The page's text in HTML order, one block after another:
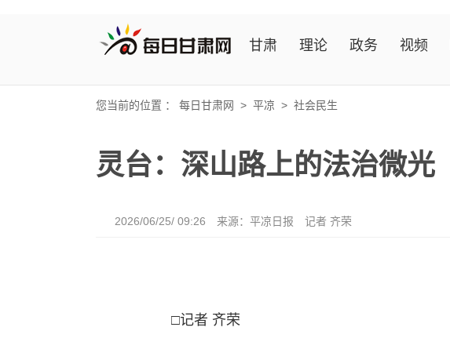
甘肃 理论 政务 视频
您当前的位置 ： 每日甘肃网 > 平凉 > 社会民生
灵台：深山路上的法治微光
2026/06/25/ 09:26 来源：平凉日报 记者 齐荣
□记者 齐荣